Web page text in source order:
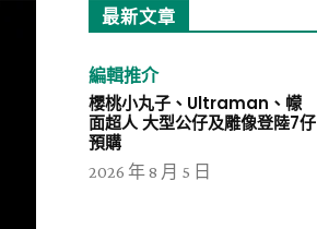
最新文章
編輯推介
櫻桃小丸子、Ultraman、幪
面超人 大型公仔及雕像登陸7仔
預購
2026 年 8 月 5 日